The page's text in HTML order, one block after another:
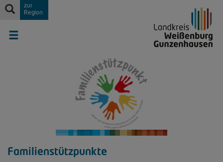
zur
Region
Familienstützpunkte